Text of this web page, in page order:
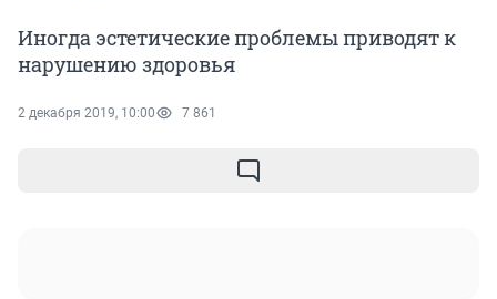
Иногда эстетические проблемы приводят к
нарушению здоровья
2 декабря 2019, 10:00 7 861